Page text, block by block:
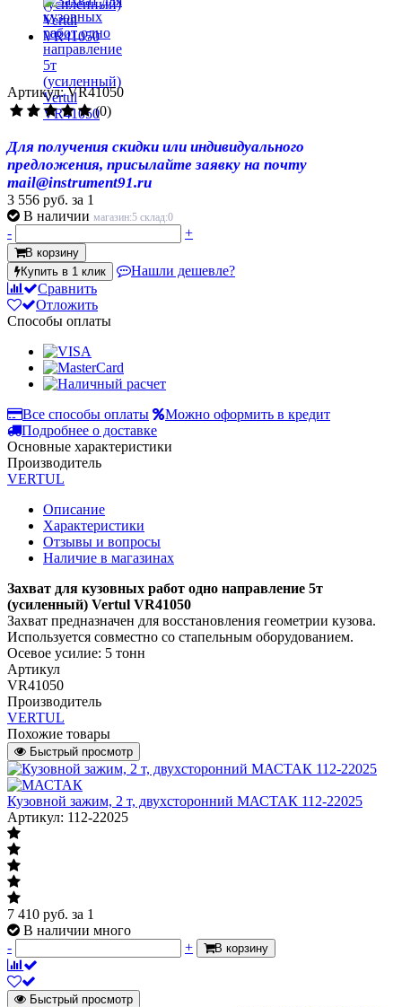
Артикул: VR41050
(0)
Для получения скидки или индивидуального
предложения, присылайте заявку на почту
mail@instrument91.ru
3 556 руб. за 1
В наличии магазин:5 склад:0
- +
В корзину
Купить в 1 клик
Нашли дешевле?
Сравнить
Отложить
Способы оплаты
Все способы оплаты
Можно оформить в кредит
Подробнее о доставке
Основные характеристики
Производитель
VERTUL
Описание
Характеристики
Отзывы и вопросы
Наличие в магазинах
Захват для кузовных работ одно направление 5т
(усиленный) Vertul VR41050
Захват предназначен для восстановления геометрии кузова.
Используется совместно со стапельным оборудованием.
Осевое усилие: 5 тонн
Артикул
VR41050
Производитель
VERTUL
Похожие товары
Быстрый просмотр
Кузовной зажим, 2 т, двухсторонний МАСТАК 112-22025
Артикул: 112-22025
7 410 руб. за 1
В наличии много
-
+ В корзину
Быстрый просмотр